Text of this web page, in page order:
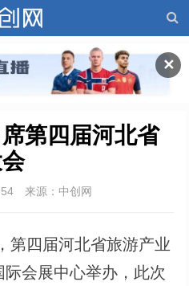
✕
第四届河北省
来源：中创网
四届河北省旅游产业
会展中心举办，此次